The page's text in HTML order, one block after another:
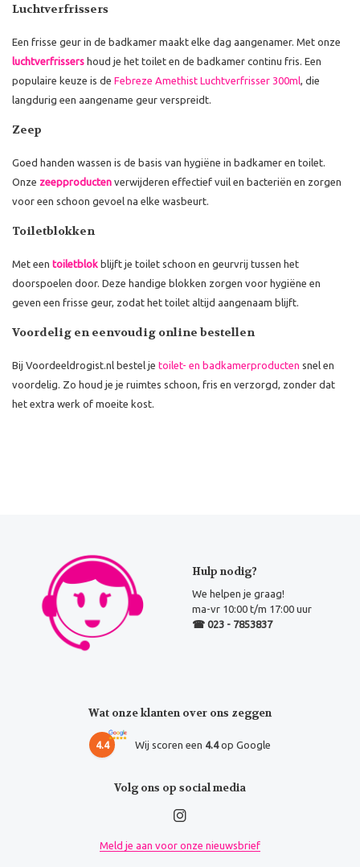
Luchtverfrissers
Een frisse geur in de badkamer maakt elke dag aangenamer. Met onze
luchtverfrissers houd je het toilet en de badkamer continu fris. Een
populaire keuze is de Febreze Amethist Luchtverfrisser 300ml , die
langdurig een aangename geur verspreidt.
Zeep
Goed handen wassen is de basis van hygiëne in badkamer en toilet.
Onze zeepproducten verwijderen effectief vuil en bacteriën en zorgen
voor een schoon gevoel na elke wasbeurt.
Toiletblokken
Met een toiletblok blijft je toilet schoon en geurvrij tussen het
doorspoelen door. Deze handige blokken zorgen voor hygiëne en
geven een frisse geur, zodat het toilet altijd aangenaam blijft.
Voordelig en eenvoudig online bestellen
Bij Voordeeldrogist.nl bestel je toilet- en badkamerproducten snel en
voordelig. Zo houd je je ruimtes schoon, fris en verzorgd, zonder dat
het extra werk of moeite kost.
Hulp nodig?
We helpen je graag!
ma-vr 10:00 t/m 17:00 uur
☎ 023 - 7853837
Wat onze klanten over ons zeggen
4.4 Wij scoren een 4.4op Google
Volg ons op social media
Meld je aan voor onze nieuwsbrief